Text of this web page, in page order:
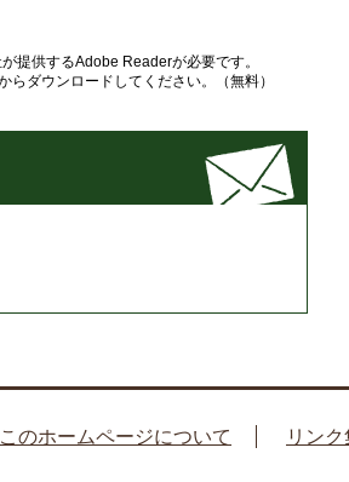
提供するAdobe Readerが必要です。
ダウンロードしてください。（無料）
このホームページについて リンク